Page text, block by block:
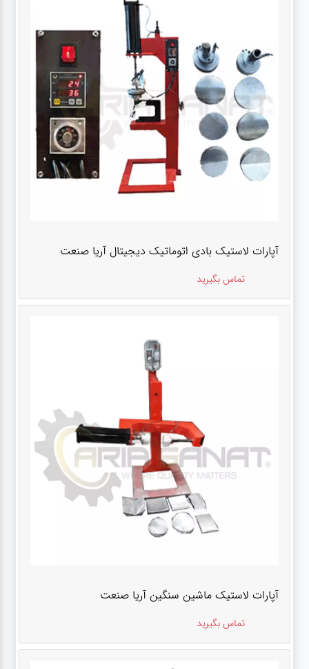
آپارات لاستیک بادی اتوماتیک دیجیتال آریا صنعت
تماس بگیرید
آپارات لاستیک ماشین سنگین آریا صنعت
تماس بگیرید